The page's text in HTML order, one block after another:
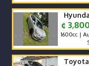
¢
1600cc |
Se